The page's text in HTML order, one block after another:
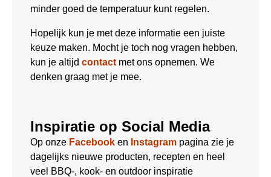
minder goed de temperatuur kunt regelen.
Hopelijk kun je met deze informatie een juiste
keuze maken. Mocht je toch nog vragen hebben,
kun je altijd contact met ons opnemen. We
denken graag met je mee.
Inspiratie op Social Media
Op onze Facebook en Instagram pagina zie je
dagelijks nieuwe producten, recepten en heel
veel BBQ-, kook- en outdoor inspiratie